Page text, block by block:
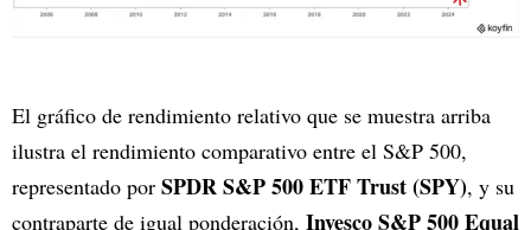
El gráfico de rendimiento relativo que se muestra arriba
ilustra el rendimiento comparativo entre el S&P 500,
representado por SPDR S&P 500 ETF Trust (SPY), y su
contraparte de igual ponderación, Invesco S&P 500 Equal